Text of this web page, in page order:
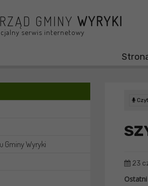
GMINY WYRYKI
serwis internetowy
Gminy Wyryki
23